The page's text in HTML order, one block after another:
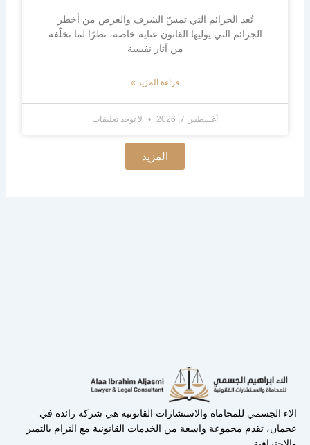
تُعد الجرائم التي تمسّ الشرف والعرض من أخطر
الجرائم التي يوليها القانون عناية خاصة، نظرًا لما تخلّفه
من آثار نفسية
قراءة المزيد »
أغسطس 7, 2026 لا توجد تعليقات
المزيد
الاء الجسمي للمحاماة والاستشارات القانونية هي شركة رائدة في
عجمان، تقدم مجموعة واسعة من الخدمات القانونية مع التزام بالتميز